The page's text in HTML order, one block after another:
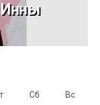
Инны
Сб Вс